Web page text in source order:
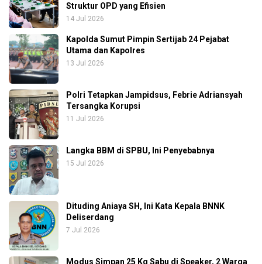
Struktur OPD yang Efisien
14 Jul 2026
Kapolda Sumut Pimpin Sertijab 24 Pejabat
Utama dan Kapolres
13 Jul 2026
Polri Tetapkan Jampidsus, Febrie Adriansyah
Tersangka Korupsi
11 Jul 2026
Langka BBM di SPBU, Ini Penyebabnya
15 Jul 2026
Dituding Aniaya SH, Ini Kata Kepala BNNK
Deliserdang
7 Jul 2026
Modus Simpan 25 Kg Sabu di Speaker, 2 Warga